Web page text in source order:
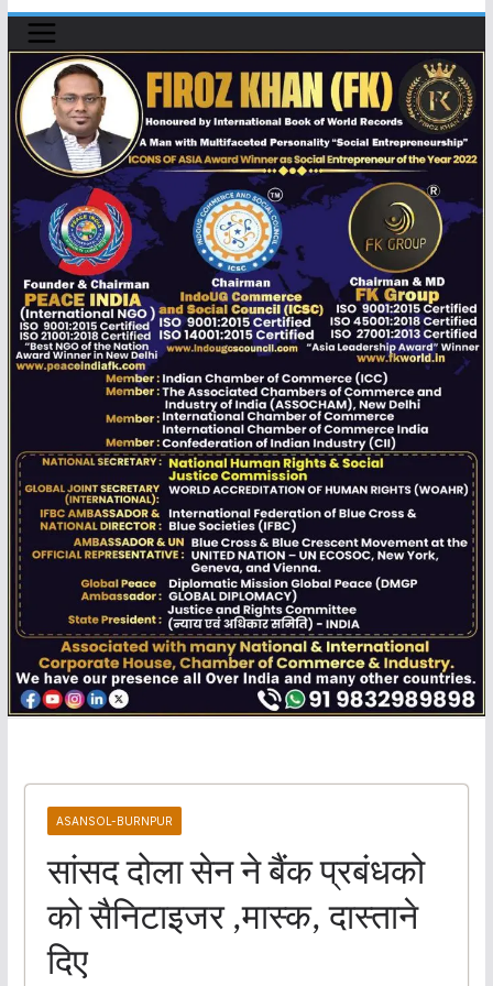
ASANSOL-BURNPUR
सांसद दोला सेन ने बैंक प्रबंधको
को सैनिटाइजर ,मास्क, दास्ताने
दिए